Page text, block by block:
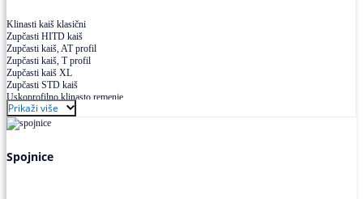
Klinasti kaiš klasični
Zupčasti HITD kaiš
Zupčasti kaiš, AT profil
Zupčasti kaiš, T profil
Zupčasti kaiš XL
Zupčasti STD kaiš
Uskoprofilno klinasto remenje
Uskoprofilno klinasto remenje spojeno
Uskoprofilno klinasto remenje XP extra power
Višekanalno remenje PJ,PK
Prikaži više
Spojnice